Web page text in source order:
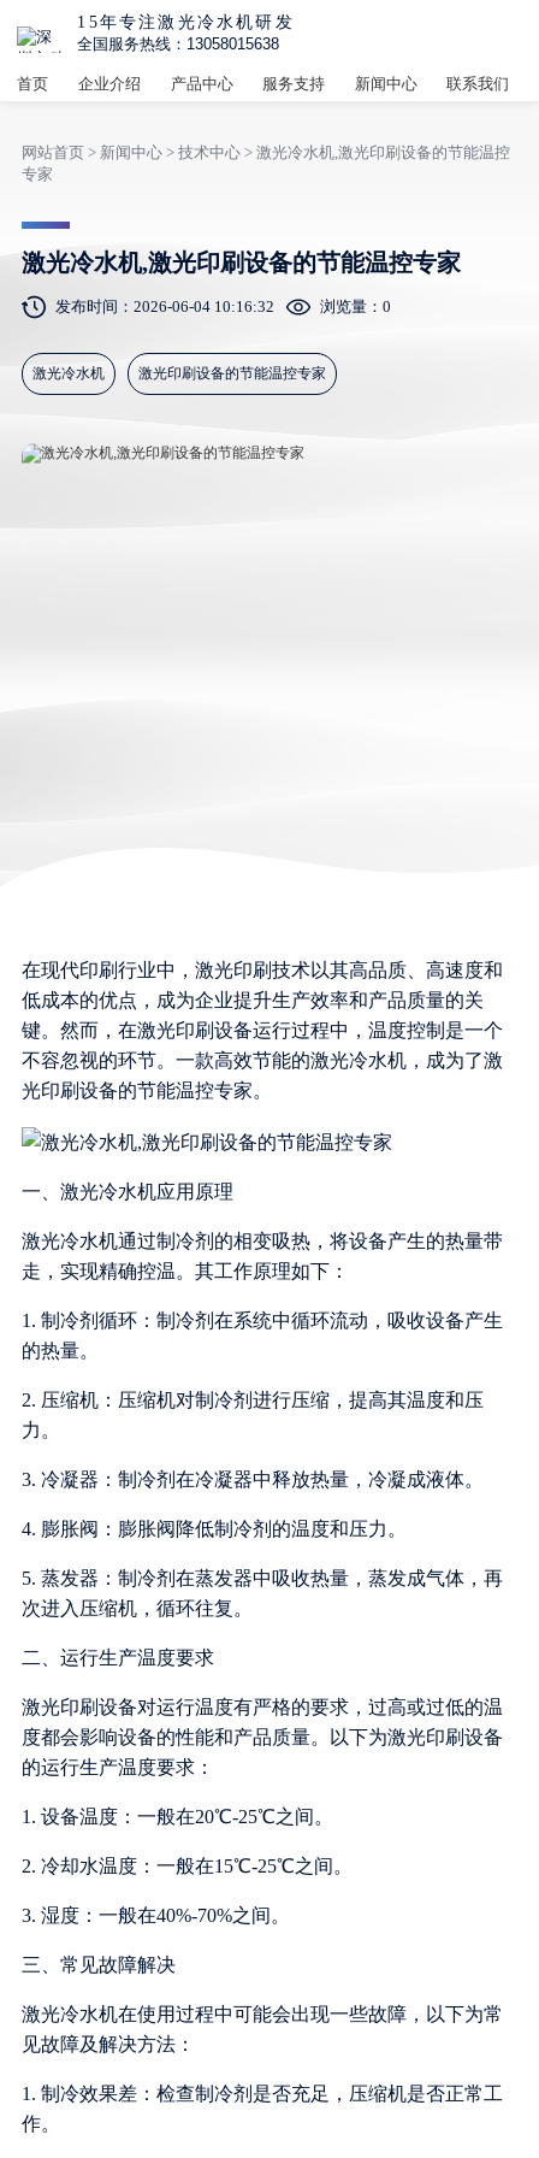
15年专注激光冷水机研发
全国服务热线：13058015638
首页 企业介绍 产品中心 服务支持 新闻中心 联系我们
网站首页> 新闻中心> 技术中心> 激光冷水机,激光印刷设备的节能温控
专家
激光冷水机,激光印刷设备的节能温控专家
发布时间：2026-06-04 10:16:32 浏览量： 0
激光冷水机 激光印刷设备的节能温控专家
在现代印刷行业中，激光印刷技术以其高品质、高速度和
低成本的优点，成为企业提升生产效率和产品质量的关
键。然而，在激光印刷设备运行过程中，温度控制是一个
不容忽视的环节。一款高效节能的激光冷水机，成为了激
光印刷设备的节能温控专家。
一、激光冷水机应用原理
激光冷水机通过制冷剂的相变吸热，将设备产生的热量带
走，实现精确控温。其工作原理如下：
1. 制冷剂循环：制冷剂在系统中循环流动，吸收设备产生
的热量。
2. 压缩机：压缩机对制冷剂进行压缩，提高其温度和压
力。
3. 冷凝器：制冷剂在冷凝器中释放热量，冷凝成液体。
4. 膨胀阀：膨胀阀降低制冷剂的温度和压力。
5. 蒸发器：制冷剂在蒸发器中吸收热量，蒸发成气体，再
次进入压缩机，循环往复。
二、运行生产温度要求
激光印刷设备对运行温度有严格的要求，过高或过低的温
度都会影响设备的性能和产品质量。以下为激光印刷设备
的运行生产温度要求：
1. 设备温度：一般在20℃-25℃之间。
2. 冷却水温度：一般在15℃-25℃之间。
3. 湿度：一般在40%-70%之间。
三、常见故障解决
激光冷水机在使用过程中可能会出现一些故障，以下为常
见故障及解决方法：
1. 制冷效果差：检查制冷剂是否充足，压缩机是否正常工
作。